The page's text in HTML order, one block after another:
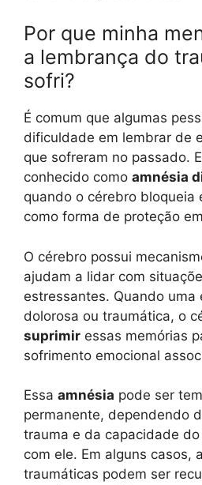
Por que minha
a lembrança do
sofri?
É comum que algumas
dificuldade em lembrar de
que sofreram no passado.
conhecido como amnésia
quando o cérebro bloqueia
como forma de proteção
O cérebro possui
ajudam a lidar com
estressantes. Quando uma
dolorosa ou traumática, o
suprimir essas memórias
sofrimento emocional
Essa amnésia pode ser
permanente, dependendo
trauma e da capacidade
com ele. Em alguns casos,
traumáticas podem ser